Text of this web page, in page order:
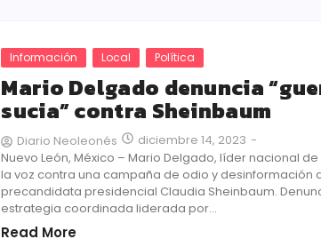
Información Local Política
Mario Delgado denuncia
sucia” contra Sheinbaum
Diario Neoleonés diciembre 14, 2023 -
Nuevo León, México – Mario Delgado, líder nacional
la voz contra una campaña de odio y desinformación
precandidata presidencial Claudia Sheinbaum.
estrategia coordinada liderada por...
Read More